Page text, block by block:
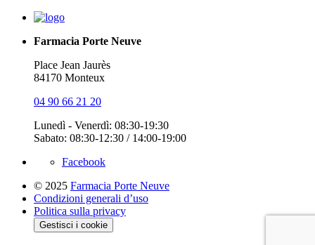
Farmacia Porte Neuve
Place Jean Jaurès
84170 Monteux
04 90 66 21 20
Lunedì - Venerdì: 08:30-19:30
Sabato: 08:30-12:30 / 14:00-19:00
Facebook
© 2025 Farmacia Porte Neuve
Condizioni generali d’uso
Politica sulla privacy
Gestisci i cookie